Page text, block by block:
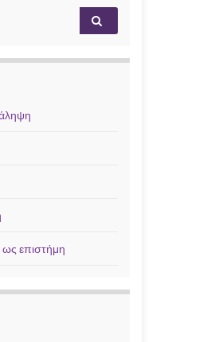
επιστήμη